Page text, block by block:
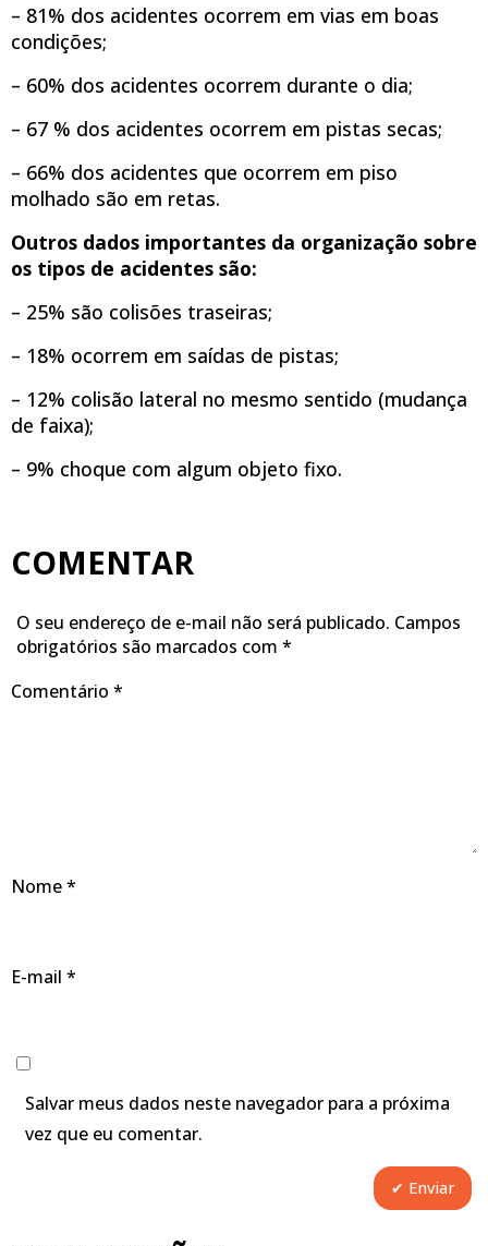
– 81% dos acidentes ocorrem em vias em boas
condições;
– 60% dos acidentes ocorrem durante o dia;
– 67 % dos acidentes ocorrem em pistas secas;
– 66% dos acidentes que ocorrem em piso
molhado são em retas.
Outros dados importantes da organização sobre
os tipos de acidentes são:
– 25% são colisões traseiras;
– 18% ocorrem em saídas de pistas;
– 12% colisão lateral no mesmo sentido (mudança
de faixa);
– 9% choque com algum objeto fixo.
COMENTAR
O seu endereço de e-mail não será publicado. Campos
obrigatórios são marcados com *
Comentário *
Nome*
E-mail *
Salvar meus dados neste navegador para a próxima
vez que eu comentar.